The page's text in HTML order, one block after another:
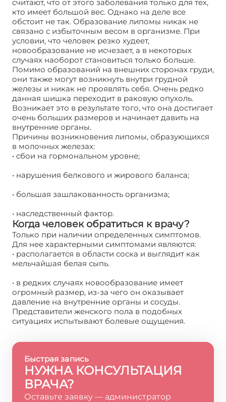
считают, что от этого заболевания только для тех,
кто имеет большой вес. Однако на деле все
обстоит не так. Образование липомы никак не
связано с избыточным весом в организме. При
условии, что человек резко худеет,
новообразование не исчезает, а в некоторых
случаях наоборот становиться только больше.
Помимо образований на внешних сторонах груди,
они также могут возникнуть внутри грудной
железы и никак не проявлять себя. Очень редко
данная шишка переходит в раковую опухоль.
Возникает это в результате того, что она достигает
очень больших размеров и начинает давить на
внутренние органы.
Причины возникновения липомы, образующихся
в молочных железах:
• сбои на гормональном уровне;
• нарушения белкового и жирового баланса;
• большая зашлакованность организма;
• наследственный фактор.
Когда человек обратиться к врачу?
Только при наличии определенных симптомов.
Для нее характерными симптомами являются:
• располагается в области соска и выглядит как
мельчайшая белая сыпь.
• в редких случаях новообразование имеет
огромный размер, из-за чего он оказывает
давление на внутренние органы и сосуды.
Представители женского пола в подобных
ситуациях испытывают болевые ощущения.
Быстрая запись
НУЖНА КОНСУЛЬТАЦИЯ
ВРАЧА?
Оставьте заявку — администратор